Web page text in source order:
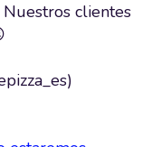
clientes